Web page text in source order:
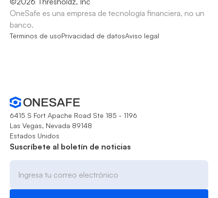
OneSafe es una empresa de tecnología financiera, no un
banco.
Términos de usoPrivacidad de datosAviso legal
6415 S Fort Apache Road Ste 185 - 1196
Las Vegas, Nevada 89148
Estados Unidos
Suscríbete al boletín de noticias